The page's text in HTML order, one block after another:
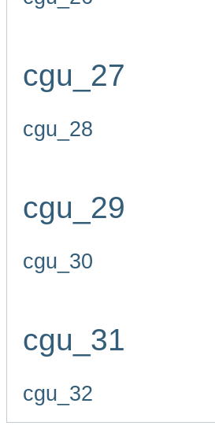
cgu_27
cgu_28
cgu_29
cgu_30
cgu_31
cgu_32